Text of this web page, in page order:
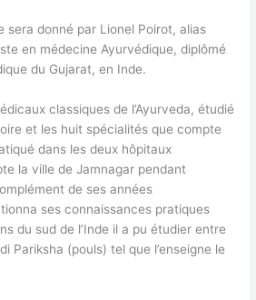
sera donné par Lionel Poirot, alias
en médecine Ayurvédique, diplômé
du Gujarat, en Inde.
classiques de l’Ayurveda, étudié
et les huit spécialités que compte
dans les deux hôpitaux
la ville de Jamnagar pendant
de ses années
ses connaissances pratiques
du sud de l’Inde il a pu étudier entre
Pariksha (pouls) tel que l’enseigne le